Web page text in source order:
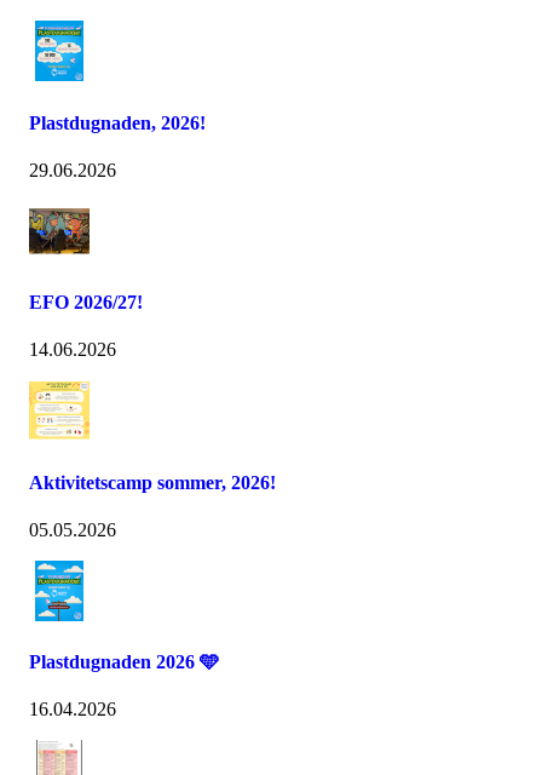
Plastdugnaden, 2026!
29.06.2026
EFO 2026/27!
14.06.2026
Aktivitetscamp sommer, 2026!
05.05.2026
Plastdugnaden 2026 🩵
16.04.2026